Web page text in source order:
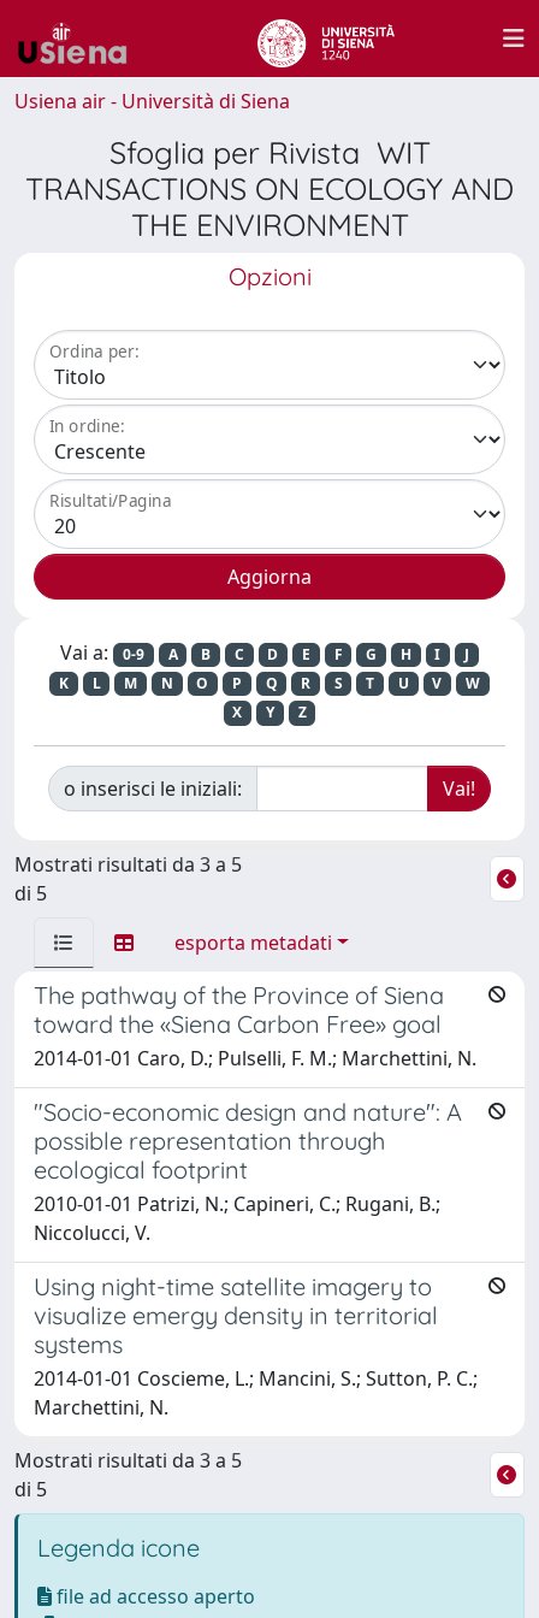
Usiena air - Università di Siena
Sfoglia per Rivista WIT
TRANSACTIONS ON ECOLOGY AND
THE ENVIRONMENT
Opzioni
Ordina per:
In ordine:
Risultati/Pagina
Vai a: 0-9 A B C D E F G H I
J
K
L M N O P Q R S T U V
W
X
Y Z
o inserisci le iniziali:
Mostrati risultati da 3 a 5
di 5
esporta metadati
The pathway of the Province of Siena
toward the «Siena Carbon Free» goal
2014-01-01 Caro, D.; Pulselli, F. M.; Marchettini, N.
"Socio-economic design and nature": A
possible representation through
ecological footprint
2010-01-01 Patrizi, N.; Capineri, C.; Rugani, B.;
Niccolucci, V.
Using night-time satellite imagery to
visualize emergy density in territorial
systems
2014-01-01 Coscieme, L.; Mancini, S.; Sutton, P. C.;
Marchettini, N.
Mostrati risultati da 3 a 5
di 5
Legenda icone
file ad accesso aperto